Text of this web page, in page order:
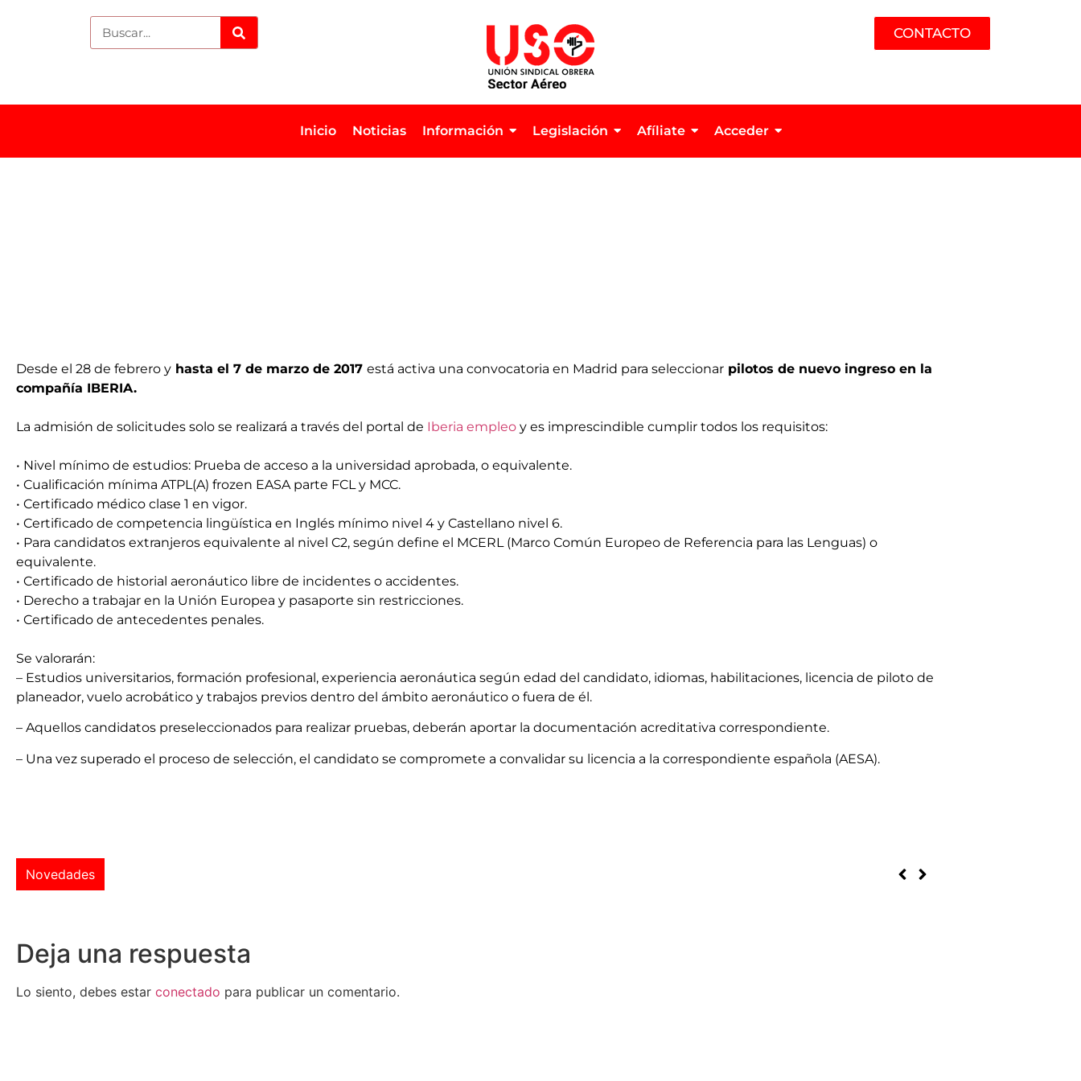
CONTACTO
Inicio Noticias Información Legislación Afíliate Acceder
Desde el 28 de febrero y hasta el 7 de marzo de 2017 está activa una convocatoria en Madrid para seleccionar pilotos de nuevo ingreso en la
compañía IBERIA.
La admisión de solicitudes solo se realizará a través del portal de Iberia empleo y es imprescindible cumplir todos los requisitos:
• Nivel mínimo de estudios: Prueba de acceso a la universidad aprobada, o equivalente.
• Cualificación mínima ATPL(A) frozen EASA parte FCL y MCC.
• Certificado médico clase 1 en vigor.
• Certificado de competencia lingüística en Inglés mínimo nivel 4 y Castellano nivel 6.
• Para candidatos extranjeros equivalente al nivel C2, según define el MCERL (Marco Común Europeo de Referencia para las Lenguas) o
equivalente.
• Certificado de historial aeronáutico libre de incidentes o accidentes.
• Derecho a trabajar en la Unión Europea y pasaporte sin restricciones.
• Certificado de antecedentes penales.
Se valorarán:
– Estudios universitarios, formación profesional, experiencia aeronáutica según edad del candidato, idiomas, habilitaciones, licencia de piloto de
planeador, vuelo acrobático y trabajos previos dentro del ámbito aeronáutico o fuera de él.
– Aquellos candidatos preseleccionados para realizar pruebas, deberán aportar la documentación acreditativa correspondiente.
– Una vez superado el proceso de selección, el candidato se compromete a convalidar su licencia a la correspondiente española (AESA).
Novedades
Deja una respuesta
Lo siento, debes estar conectado para publicar un comentario.